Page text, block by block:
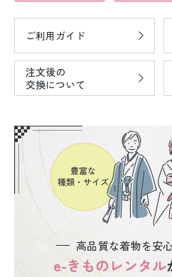
ご利用ガイド
注文後の
交換について
高品質な着物を安
e-きものレンタル